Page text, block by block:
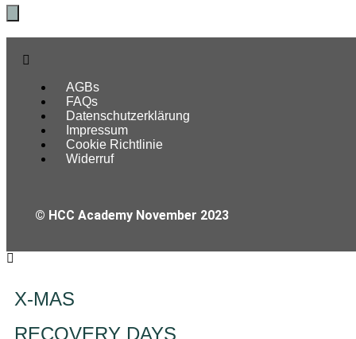
AGBs
FAQs
Datenschutzerklärung
Impressum
Cookie Richtlinie
Widerruf
© HCC Academy November 2023
X-MAS
RECOVERY DAYS